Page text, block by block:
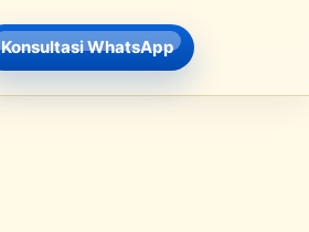
Konsultasi WhatsApp